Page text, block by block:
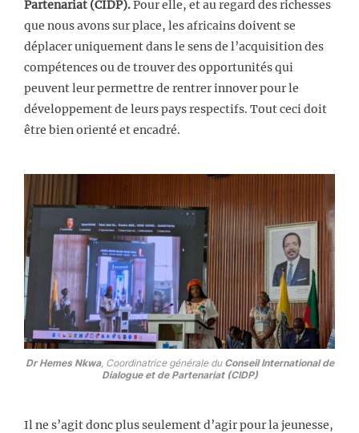
Partenariat (CIDP).Pour elle, et au regard des richesses
que nous avons sur place, les africains doivent se
déplacer uniquement dans le sens de l’acquisition des
compétences ou de trouver des opportunités qui
peuvent leur permettre de rentrer innover pour le
développement de leurs pays respectifs. Tout ceci doit
être bien orienté et encadré.
Dr Hemes Nkwa, Coordinatrice générale du Conseil International de
Dialogue et de Partenariat (CIDP)
Il ne s’agit donc plus seulement d’agir pour la jeunesse,